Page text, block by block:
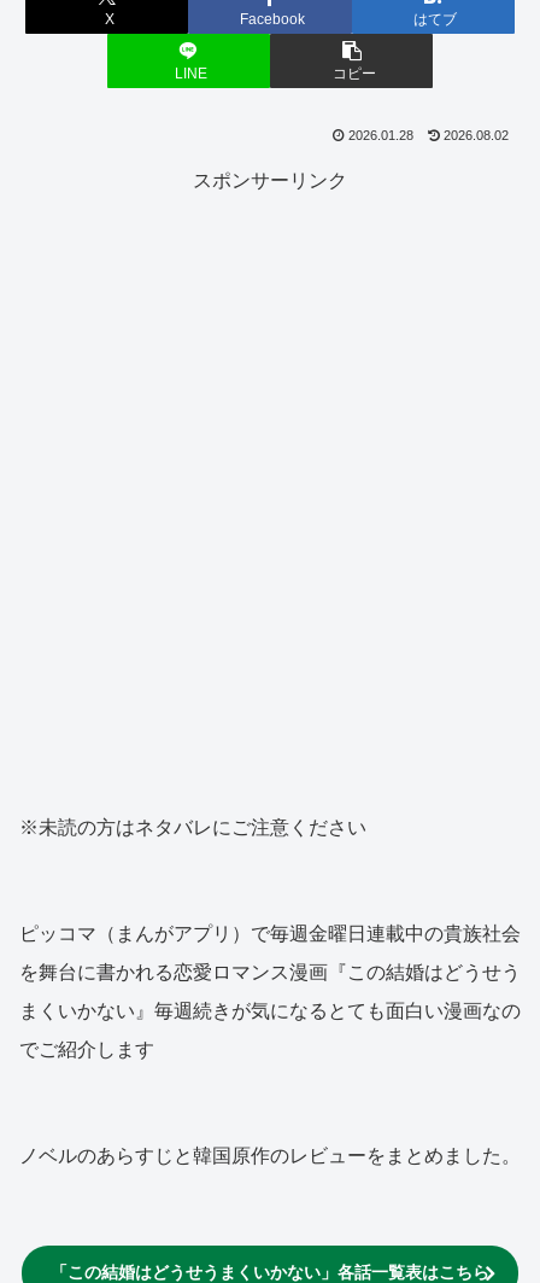
X Facebook はてブ
LINE コピー
2026.01.28 2026.08.02
スポンサーリンク
※未読の方はネタバレにご注意ください
ピッコマ（まんがアプリ）で毎週金曜日連載中の貴族社会
を舞台に書かれる恋愛ロマンス漫画『この結婚はどうせう
まくいかない』毎週続きが気になるとても面白い漫画なの
でご紹介します
ノベルのあらすじと韓国原作のレビューをまとめました。
「この結婚はどうせうまくいかない」各話一覧表はこちら